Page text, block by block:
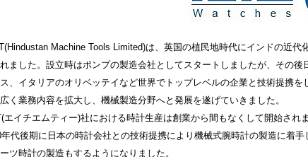
Machine Tools Limited)は、英国の植民地時代にインドの近代
ました。設立時はポンプの製造会社としてスタートしましたが、その
、イタリアのオリベッテイなど世界でトップレベルの企業と技術提携
く業務内容を拡大し、機械製造分野へと発展を遂げていきました。
エイチエムティー)社における時計生産は創業から間もなくして開始され
年代後期に日本の時計会社との技術提携により機械式腕時計の製造に着
ツ時計の製造もするようになりました。